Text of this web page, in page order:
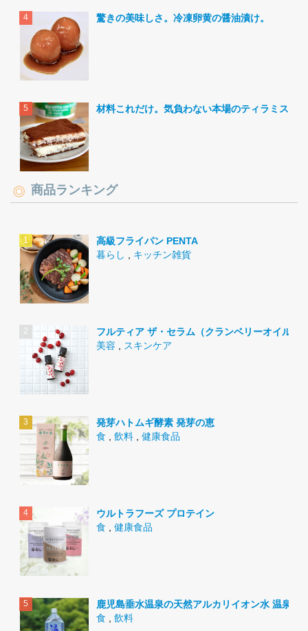
驚きの美味しさ。冷凍卵黄の醤油漬け。
材料これだけ。気負わない本場のティラミス。
商品ランキング
高級フライパン PENTA
暮らし , キッチン雑貨
フルティア ザ・セラム（クランベリーオイル）
美容 , スキンケア
発芽ハトムギ酵素 発芽の恵
食 , 飲料 , 健康食品
ウルトラフーズ プロテイン
食 , 健康食品
鹿児島垂水温泉の天然アルカリイオン水 温泉水
食 , 飲料